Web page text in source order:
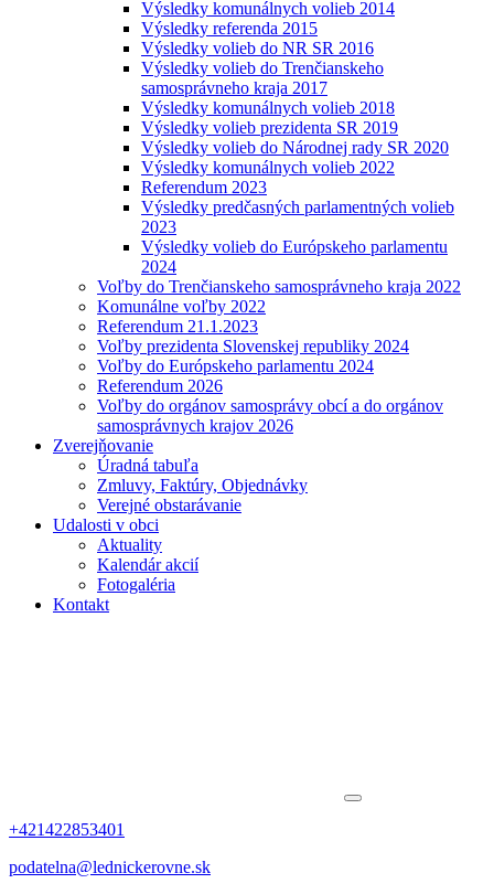
Výsledky komunálnych volieb 2014
Výsledky referenda 2015
Výsledky volieb do NR SR 2016
Výsledky volieb do Trenčianskeho
samosprávneho kraja 2017
Výsledky komunálnych volieb 2018
Výsledky volieb prezidenta SR 2019
Výsledky volieb do Národnej rady SR 2020
Výsledky komunálnych volieb 2022
Referendum 2023
Výsledky predčasných parlamentných volieb
2023
Výsledky volieb do Európskeho parlamentu
2024
Voľby do Trenčianskeho samosprávneho kraja 2022
Komunálne voľby 2022
Referendum 21.1.2023
Voľby prezidenta Slovenskej republiky 2024
Voľby do Európskeho parlamentu 2024
Referendum 2026
Voľby do orgánov samosprávy obcí a do orgánov
samosprávnych krajov 2026
Zverejňovanie
Úradná tabuľa
Zmluvy, Faktúry, Objednávky
Verejné obstarávanie
Udalosti v obci
Aktuality
Kalendár akcií
Fotogaléria
Kontakt
+421422853401
podatelna@lednickerovne.sk